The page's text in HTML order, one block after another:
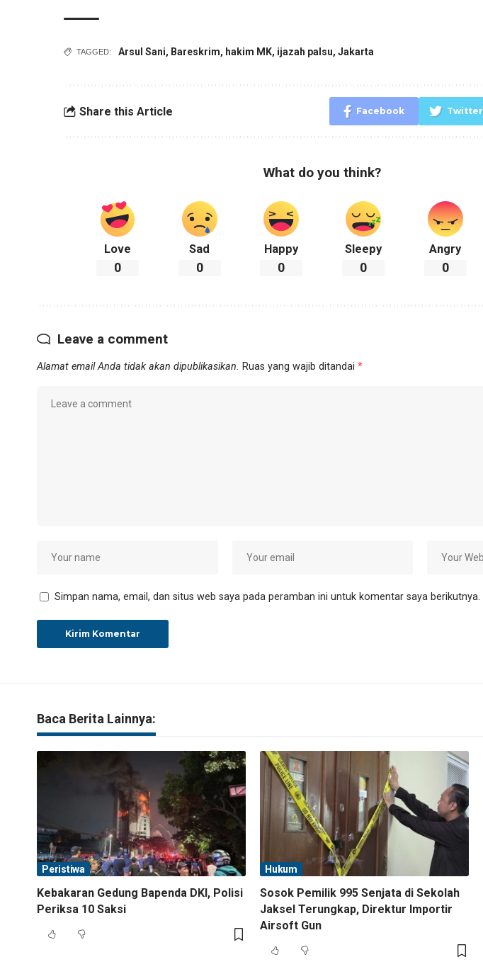
TAGGED: Arsul Sani, Bareskrim, hakim MK, ijazah palsu,Jakarta
Share this Article Facebook Twitter
What do you think?
Love
0
Sad
0
Happy
0
Sleepy
0
Angry
0
Leave a comment
Alamat email Anda tidak akan dipublikasikan. Ruas yang wajib ditandai *
Simpan nama, email, dan situs web saya pada peramban ini untuk komentar saya berikutnya.
Baca Berita Lainnya:
Peristiwa
Kebakaran Gedung Bapenda DKI, Polisi
Periksa 10 Saksi
Hukum
Sosok Pemilik 995 Senjata di Sekolah
Jaksel Terungkap, Direktur Importir
Airsoft Gun